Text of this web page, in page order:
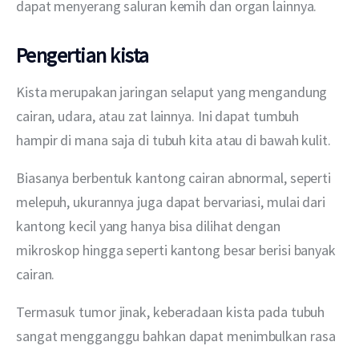
dapat menyerang saluran kemih dan organ lainnya.
Pengertian kista
Kista merupakan jaringan selaput yang mengandung
cairan, udara, atau zat lainnya. Ini dapat tumbuh
hampir di mana saja di tubuh kita atau di bawah kulit.
Biasanya berbentuk kantong cairan abnormal, seperti
melepuh, ukurannya juga dapat bervariasi, mulai dari
kantong kecil yang hanya bisa dilihat dengan
mikroskop hingga seperti kantong besar berisi banyak
cairan.
Termasuk tumor jinak, keberadaan kista pada tubuh
sangat mengganggu bahkan dapat menimbulkan rasa